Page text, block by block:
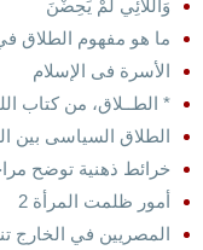
وَالَّلائِي لَمْ يَحِضْنَ
ما هو مفهوم الطلاق
الأسرة فى الإسلام
* الطــلاق، من كتاب
الطلاق السياسى بين
خرائط ذهنية توضح
أمور ظلمت المرأة 2
المصريين في الخارج